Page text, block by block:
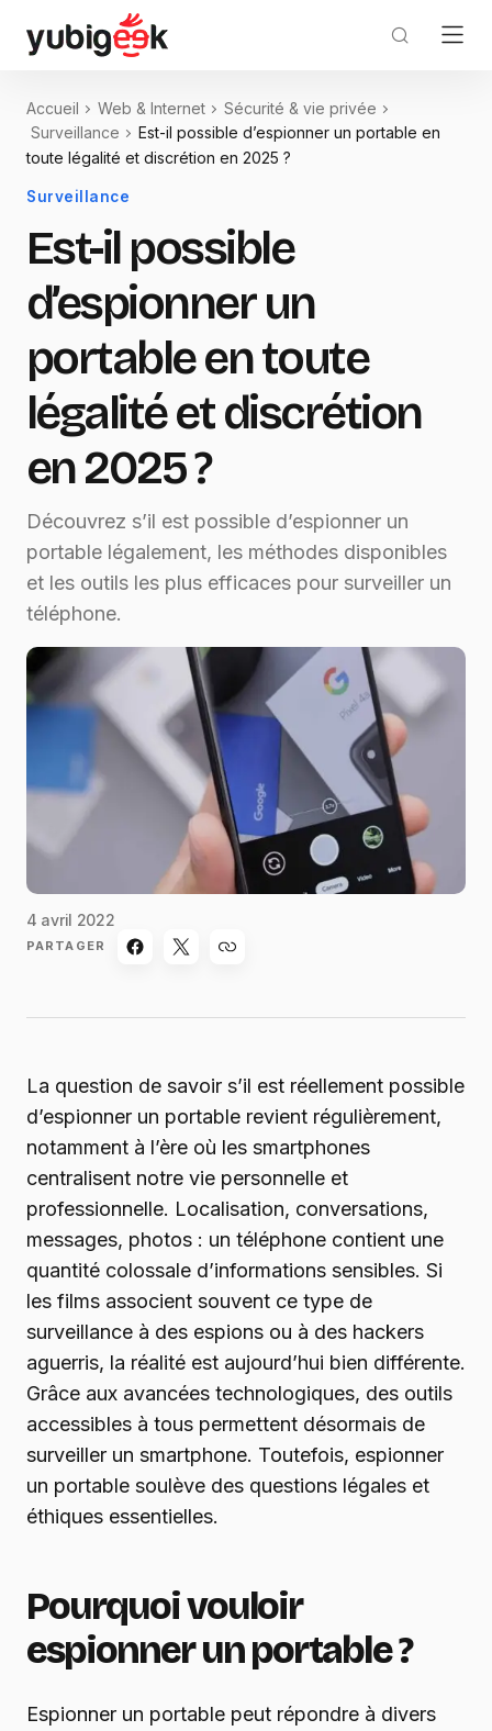
Accueil Web & Internet
Sécurité & vie privée
Surveillance
Est-il possible d’espionner un portable en
toute légalité et discrétion en 2025 ?
Surveillance
Est-il possible
d’espionner un
portable en toute
légalité et discrétion
en 2025 ?
Découvrez s’il est possible d’espionner un
portable légalement, les méthodes disponibles
et les outils les plus efficaces pour surveiller un
téléphone.
4 avril 2022
PARTAGER
La question de savoir s’il est réellement possible
d’espionner un portable revient régulièrement,
notamment à l’ère où les smartphones
centralisent notre vie personnelle et
professionnelle. Localisation, conversations,
messages, photos : un téléphone contient une
quantité colossale d’informations sensibles. Si
les films associent souvent ce type de
surveillance à des espions ou à des hackers
aguerris, la réalité est aujourd’hui bien différente.
Grâce aux avancées technologiques, des outils
accessibles à tous permettent désormais de
surveiller un smartphone. Toutefois, espionner
un portable soulève des questions légales et
éthiques essentielles.
Pourquoi vouloir
espionner un portable ?
Espionner un portable peut répondre à divers